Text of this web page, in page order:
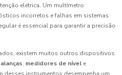
elétrica. Um multímetro
incorretos e falhas em sistemas
é essencial para garantir a precisão
existem muitos outros dispositivos
, medidores de nível e